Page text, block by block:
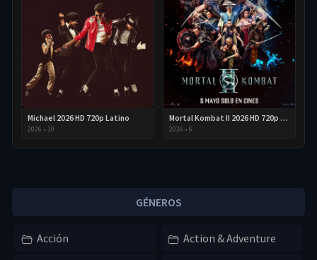
Michael 2026 HD 720p Latino
2026 • 10
Mortal Kombat II 2026 HD 720p Latino
2026 • 6
GÉNEROS
Acción Action & Adventure